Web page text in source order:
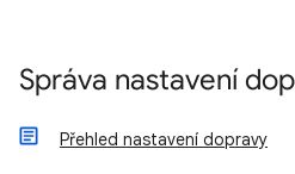
Správa nastavení
Přehled nastavení dopravy